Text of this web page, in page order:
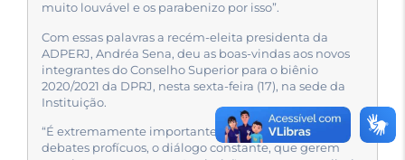
muito louvável e os parabenizo por isso”.
Com essas palavras a recém-eleita presidenta da
ADPERJ, Andréa Sena, deu as boas-vindas aos novos
integrantes do Conselho Superior para o biênio
2020/2021 da DPRJ, nesta sexta-feira (17), na sede da
Instituição.
“É extremamente importante que tenhamos aqui
debates profícuos, o diálogo constante, que gerem